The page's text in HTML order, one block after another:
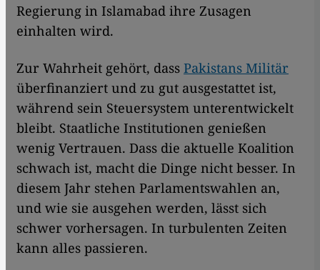
Regierung in Islamabad ihre Zusagen
einhalten wird.
Zur Wahrheit gehört, dass Pakistans Militär
überfinanziert und zu gut ausgestattet ist,
während sein Steuersystem unterentwickelt
bleibt. Staatliche Institutionen genießen
wenig Vertrauen. Dass die aktuelle Koalition
schwach ist, macht die Dinge nicht besser. In
diesem Jahr stehen Parlamentswahlen an,
und wie sie ausgehen werden, lässt sich
schwer vorhersagen. In turbulenten Zeiten
kann alles passieren.